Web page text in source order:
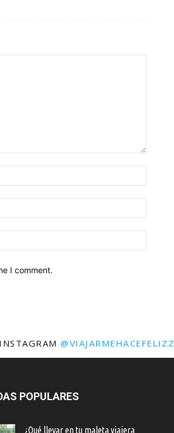
I comment.
@VIAJARMEHACEFELIZZ
POPULARES
¿Qué llevar en tu maleta viajera